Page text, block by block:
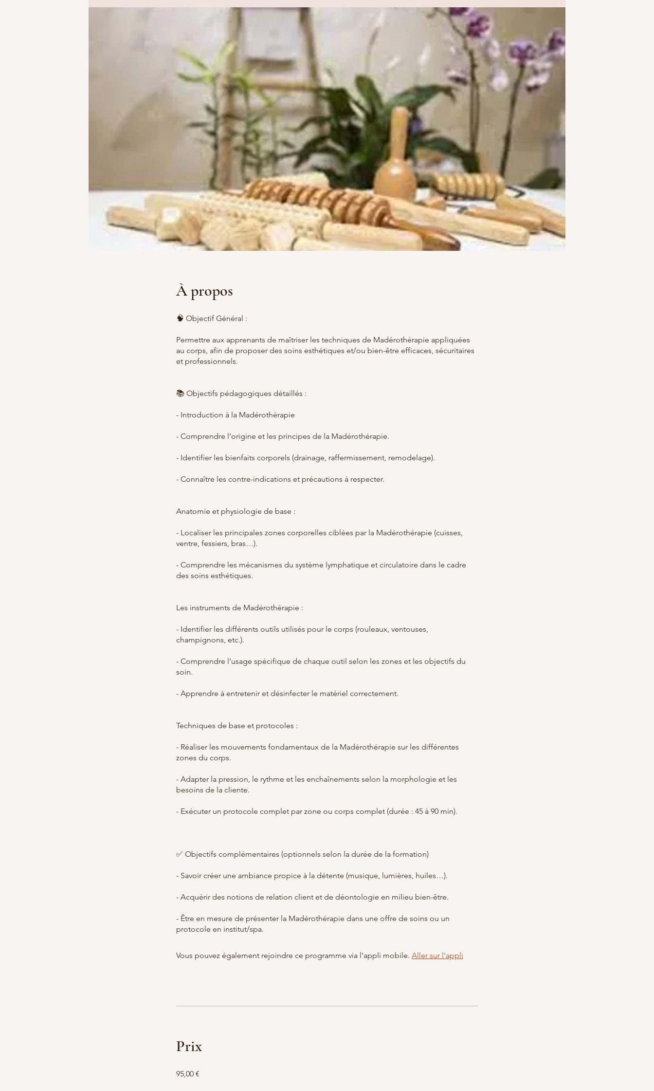
À propos
🧠 Objectif Général :
Permettre aux apprenants de maîtriser les techniques de Madérothérapie appliquées
au corps, afin de proposer des soins esthétiques et/ou bien-être efficaces, sécuritaires
et professionnels.
📚 Objectifs pédagogiques détaillés :
- Introduction à la Madérothérapie
- Comprendre l’origine et les principes de la Madérothérapie.
- Identifier les bienfaits corporels (drainage, raffermissement, remodelage).
- Connaître les contre-indications et précautions à respecter.
Anatomie et physiologie de base :
- Localiser les principales zones corporelles ciblées par la Madérothérapie (cuisses,
ventre, fessiers, bras…).
- Comprendre les mécanismes du système lymphatique et circulatoire dans le cadre
des soins esthétiques.
Les instruments de Madérothérapie :
- Identifier les différents outils utilisés pour le corps (rouleaux, ventouses,
champignons, etc.).
- Comprendre l’usage spécifique de chaque outil selon les zones et les objectifs du
soin.
- Apprendre à entretenir et désinfecter le matériel correctement.
Techniques de base et protocoles :
- Réaliser les mouvements fondamentaux de la Madérothérapie sur les différentes
zones du corps.
- Adapter la pression, le rythme et les enchaînements selon la morphologie et les
besoins de la cliente.
- Exécuter un protocole complet par zone ou corps complet (durée : 45 à 90 min).
✅ Objectifs complémentaires (optionnels selon la durée de la formation)
- Savoir créer une ambiance propice à la détente (musique, lumières, huiles…).
- Acquérir des notions de relation client et de déontologie en milieu bien-être.
- Être en mesure de présenter la Madérothérapie dans une offre de soins ou un
Vous pouvez également rejoindre ce programme via l'appli mobile. Aller sur l'appli
Prix
95,00 €